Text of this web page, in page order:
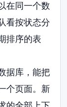
在同一个数
看按状态分
排序的表
据库，能把
个页面。新